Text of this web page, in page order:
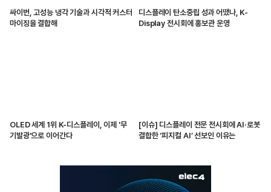
싸이번, 고성능 냉각 기술과 시각적 커스터
마이징을 결합해
디스플레이 탄소중립 성과 어땠나, K-
Display 전시회에 홍보관 운영
OLED 세계 1위 K-디스플레이, 이제 '무
기발광'으로 이어간다
[이슈] 디스플레이 전문 전시회에 AI·로봇
결합한 ‘피지컬 AI’ 선보인 이유는